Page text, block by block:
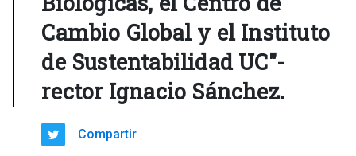
Cambio Global y el Instituto
de Sustentabilidad UC"-
rector Ignacio Sánchez.
Compartir